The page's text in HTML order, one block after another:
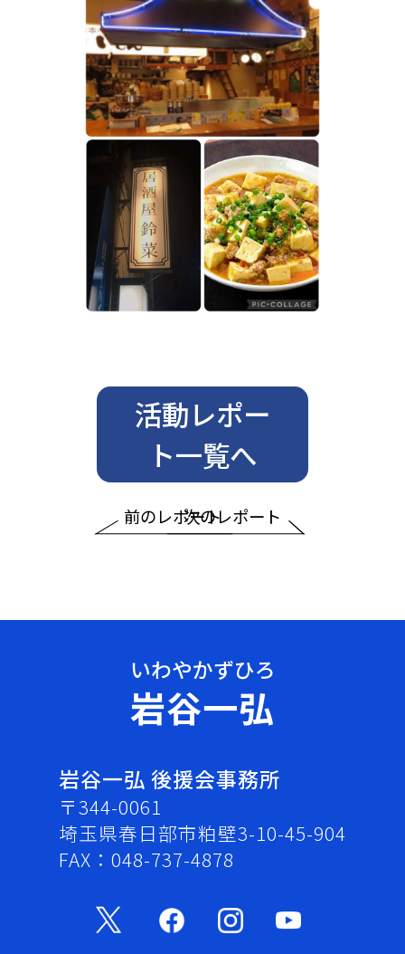
前のレポート
活動レポー
ト一覧へ
次のレポート
岩谷一弘
岩谷一弘 後援会事務所
〒344-0061
埼玉県春日部市粕壁3-10-45-904
FAX：048-737-4878